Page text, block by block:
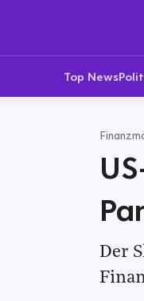
Top News
Der